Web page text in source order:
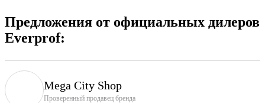
Предложения от официальных дилеров
Everprof:
Mega City Shop
Проверенный продавец бренда